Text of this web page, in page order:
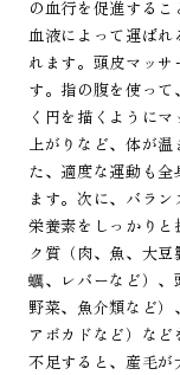
の血行を促進する
血液によって運ばれ
れます。頭皮マッ
す。指の腹を使っ
く円を描くように
上がりなど、体が
た、適度な運動も
ます。次に、バラ
栄養素をしっかり
ク質（肉、魚、大
蠣、レバーなど）
野菜、魚介類など）
アボカドなど）な
不足すると、産毛